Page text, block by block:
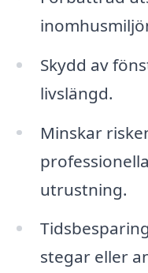
Skydd av
livslängd.
Minskar
utrustning.
stegar eller